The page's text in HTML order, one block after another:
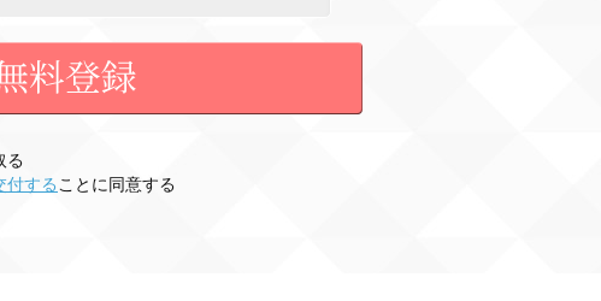
る
付する ことに同意する